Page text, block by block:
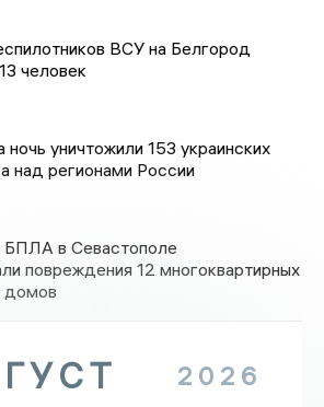
ВСУ на Белгород
человек
уничтожили 153 украинских
над регионами России
БПЛА в Севастополе
повреждения 12 многоквартирных
домов
2026